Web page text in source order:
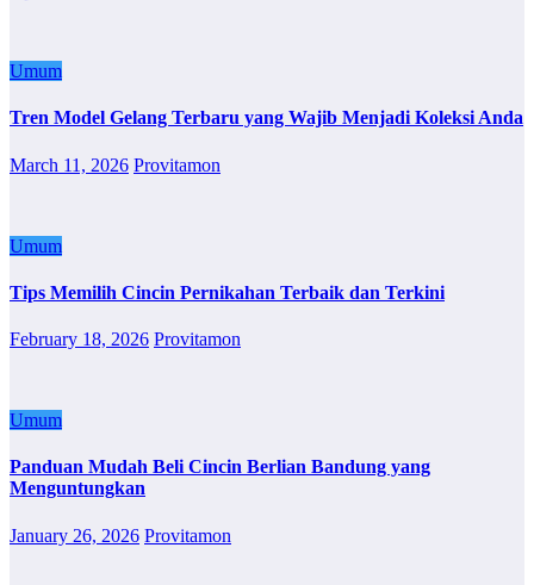
Umum
Tren Model Gelang Terbaru yang Wajib Menjadi Koleksi Anda
March 11, 2026 Provitamon
Umum
Tips Memilih Cincin Pernikahan Terbaik dan Terkini
February 18, 2026 Provitamon
Umum
Panduan Mudah Beli Cincin Berlian Bandung yang
Menguntungkan
January 26, 2026 Provitamon